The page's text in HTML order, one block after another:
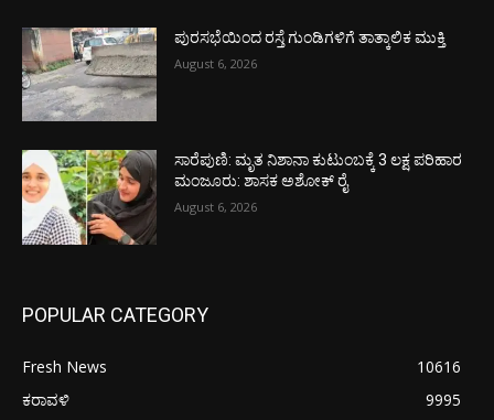
ಪುರಸಭೆಯಿಂದ ರಸ್ತೆ ಗುಂಡಿಗಳಿಗೆ ತಾತ್ಕಾಲಿಕ ಮುಕ್ತಿ
August 6, 2026
ಸಾರೆಪುಣಿ: ಮೃತ ನಿಶಾನಾ ಕುಟುಂಬಕ್ಕೆ 3 ಲಕ್ಷ ಪರಿಹಾರ
ಮಂಜೂರು: ಶಾಸಕ ಅಶೋಕ್ ರೈ
August 6, 2026
POPULAR CATEGORY
Fresh News
10616
ಕರಾವಳಿ
9995